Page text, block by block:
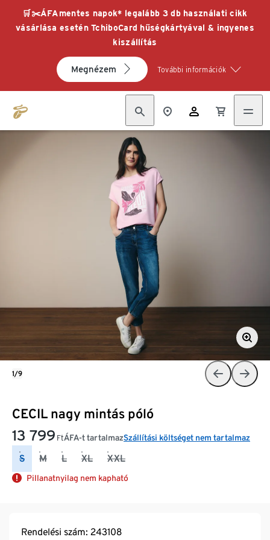
🛒✂️ÁFAmentes napok* legalább 3 db használati cikk
vásárlása esetén TchiboCard hűségkártyával & ingyenes
kiszállítás
Megnézem További információk
CECIL nagy mintás póló
13 799 FtÁFA-t tartalmazSzállítási költséget nem tartalmaz
S M L XL XXL
Pillanatnyilag nem kapható
1/9
Rendelési szám: 243108